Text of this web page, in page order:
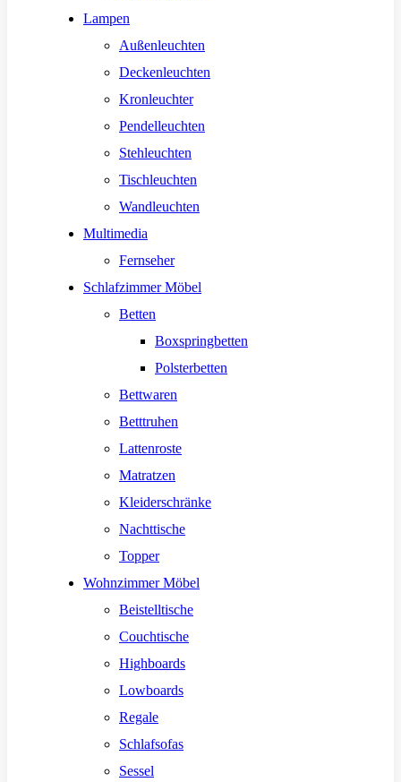
Lampen
Außenleuchten
Deckenleuchten
Kronleuchter
Pendelleuchten
Stehleuchten
Tischleuchten
Wandleuchten
Multimedia
Fernseher
Schlafzimmer Möbel
Betten
Boxspringbetten
Polsterbetten
Bettwaren
Betttruhen
Lattenroste
Matratzen
Kleiderschränke
Nachttische
Topper
Wohnzimmer Möbel
Beistelltische
Couchtische
Highboards
Lowboards
Regale
Schlafsofas
Sessel